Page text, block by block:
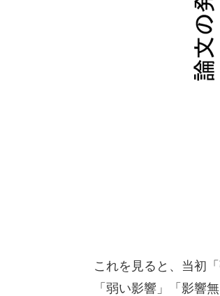
これを見ると、当初
「弱い影響」「影響